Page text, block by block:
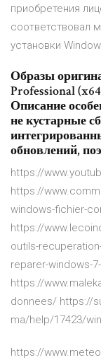
приобретения
соответствовал
установки
Образы
Professional
Описание
не кустарные
обновлений,
https://
https://
windows-fichier-
https://
outils-
reparer-windows-
https://
donnees/ https://
ma/help/17423/
https://